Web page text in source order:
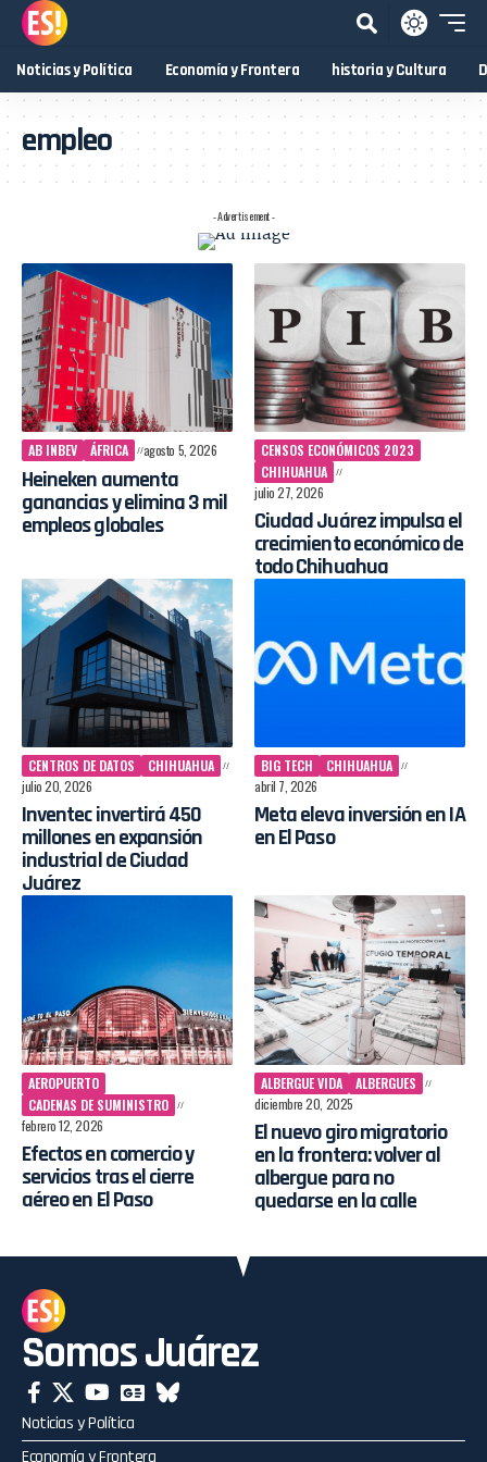
Noticias y Política Economía y Frontera historia y Cultura
empleo
- Advertisement -
AB INBEV ÁFRICA agosto 5, 2026
Heineken aumenta
ganancias y elimina 3 mil
empleos globales
CENSOS ECONÓMICOS 2023
CHIHUAHUA
julio 27, 2026
Ciudad Juárez impulsa el
crecimiento económico de
todo Chihuahua
CENTROS DE DATOS
CHIHUAHUA
julio 20, 2026
Inventec invertirá 450
millones en expansión
industrial de Ciudad
Juárez
BIG TECH
CHIHUAHUA
abril 7, 2026
Meta eleva inversión en IA
en El Paso
AEROPUERTO
CADENAS DE SUMINISTRO
febrero 12, 2026
Efectos en comercio y
servicios tras el cierre
aéreo en El Paso
ALBERGUE VIDA
ALBERGUES
diciembre 20, 2025
El nuevo giro migratorio
en la frontera: volver al
albergue para no
quedarse en la calle
Somos Juárez
Noticias y Política
Economía y Frontera